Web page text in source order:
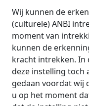
Wij kunnen de
(culturele) ANBI
moment van
kunnen de
kracht intrekken. In
deze instelling toch
gedaan voordat wij
u op het moment